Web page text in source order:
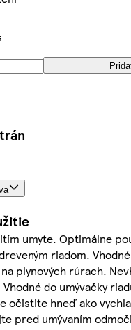
umyte. Optimálne
riadom.
plynových rúrach.
do umývačky
očistite hneď ako
pred umývaním